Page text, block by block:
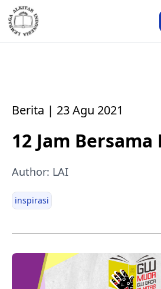
Berita | 23 Agu 2021
12 Jam Bersama
Author: LAI
inspirasi